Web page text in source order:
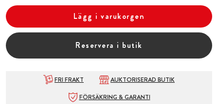
Lägg i varukorgen
Reservera i butik
FRI FRAKT
AUKTORISERAD BUTIK
FÖRSÄKRING & GARANTI